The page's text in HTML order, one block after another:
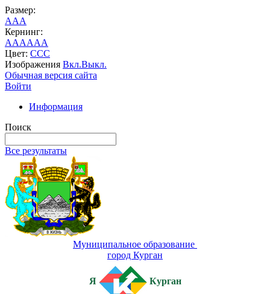
Размер:
AAA
Кернинг:
AAAAAA
Цвет: CCC
Изображения Вкл.Выкл.
Обычная версия сайта
Войти
Информация
Поиск
Все результаты
Муниципальное образование
город Курган
Я Курган